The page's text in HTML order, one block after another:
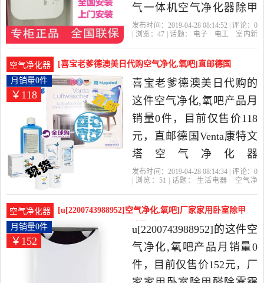
气一体机空气净化器除甲
醛BGF-280A是2019年最红
性价比很高的室内新风系
统，由上海发货。
发布时间：2019-04-28 08:14:52 | 评论： 0
| 浏览：47 | 话题： 电子 电工
室内新
空气净化器
[喜宝老爹德澳美日代购空气净化,氧吧]直邮德国
Venta康特文塔空气净化器月销量0件仅售118元
￥118
月销量0件
喜宝老爹德澳美日代购的
这件空气净化,氧吧产品月
销量0件，目前仅售价118
元，直邮德国Venta康特文
塔空气净化器
LW15LW25LW45LP60LW80
爹德澳美日代购精选生活
电器当中性价比很高的空
气净化,氧吧，由上海发
货。
发布时间：2019-04-28 08:14:34 | 评论： 0
| 浏览： 51 | 话题： 生活电器
空气净
空气净化器
[u[2200743988952]空气净化,氧吧]厂家家用卧室除甲
醛除雾霾PM2.5空月销量0件仅售152元
￥152
月销量0件
u[2200743988952]的这件空
气净化,氧吧产品月销量0
件，目前仅售价152元，厂